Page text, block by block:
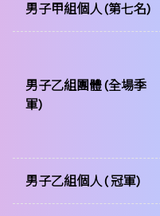
男子甲組個人 (第七名)
男子乙組團體 (全場季
軍)
男子乙組個人 ( 冠軍)